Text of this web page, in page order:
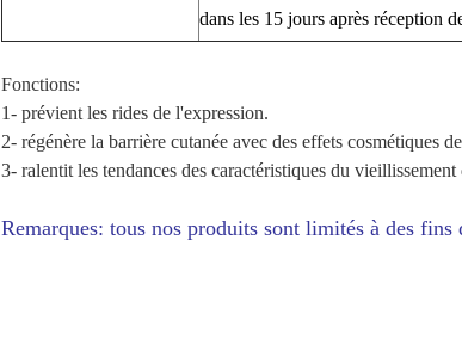
dans les 15 jours après réception
Fonctions:
1- prévient les rides de l'expression.
2- régénère la barrière cutanée avec des effets cosmétiques
3- ralentit les tendances des caractéristiques du
Remarques: tous nos produits sont limités à des